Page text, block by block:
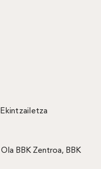
Ekintzailetza
Ola BBK Zentroa, BBK